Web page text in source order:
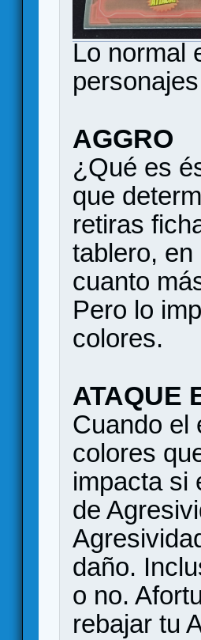
Lo normal
AGGRO
¿Qué es
que
retiras
tablero,
cuanto
Pero lo
colores.
ATAQUE
Cuando el
colores
impacta si
de
daño.
o no.
rebajar tu